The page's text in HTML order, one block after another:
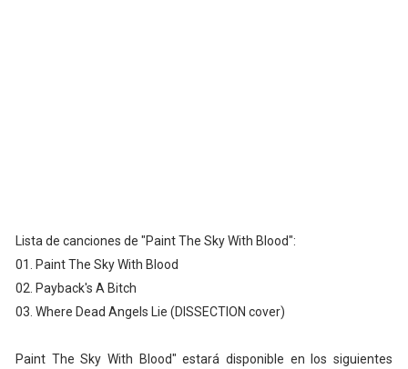
Lista de canciones de "Paint The Sky With Blood":
01. Paint The Sky With Blood
02. Payback's A Bitch
03. Where Dead Angels Lie (DISSECTION cover)
Paint The Sky With Blood" estará disponible en los siguientes